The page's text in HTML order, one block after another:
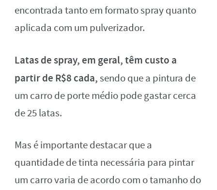
encontrada tanto em formato spray quanto
aplicada com um pulverizador.
Latas de spray, em geral, têm custo a
partir de R$8 cada,sendo que a pintura de
um carro de porte médio pode gastar cerca
de 25 latas.
Mas é importante destacar que a
quantidade de tinta necessária para pintar
um carro varia de acordo com o tamanho do